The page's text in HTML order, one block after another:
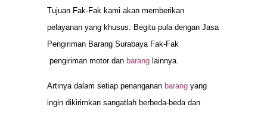
Tujuan Fak-Fak kami akan memberikan
pelayanan yang khusus. Begitu pula dengan Jasa
Pengiriman Barang Surabaya Fak-Fak
pengiriman motor dan barang lainnya.
Artinya dalam setiap penanganan barang yang
ingin dikirimkan sangatlah berbeda-beda dan